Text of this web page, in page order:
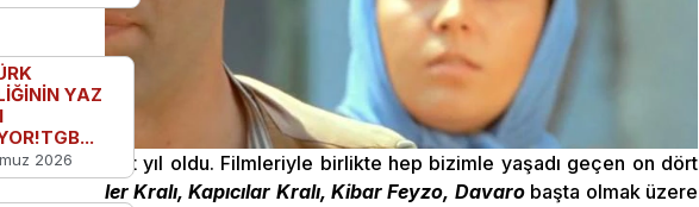
tam on dört yıl oldu. Filmleriyle birlikte hep bizimle yaşadı geçen on dört
Çöpçüler Kralı, Kapıcılar Kralı, Kibar Feyzo, Davarobaşta olmak üzere
YAZ
2026